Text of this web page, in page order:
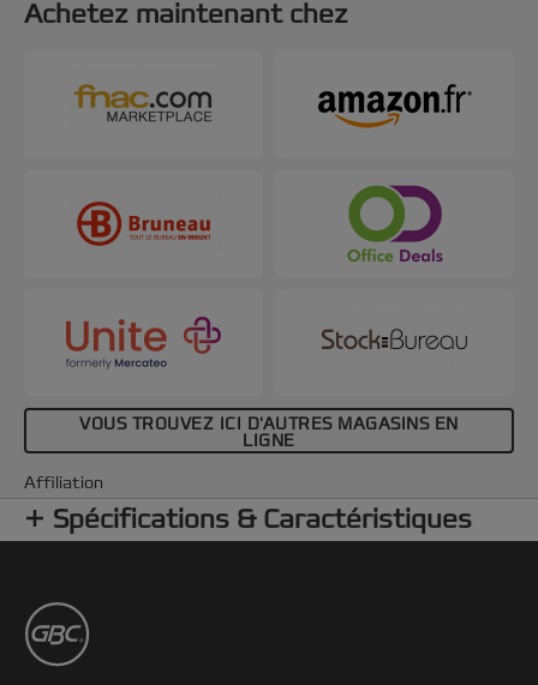
Achetez maintenant chez
VOUS TROUVEZ ICI D'AUTRES MAGASINS EN
LIGNE
Affiliation
Spécifications & Caractéristiques